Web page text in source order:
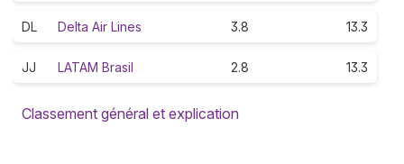
DL Delta Air Lines 3.8 13.3
JJ LATAM Brasil 2.8 13.3
Classement général et explication